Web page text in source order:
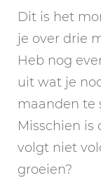
Dit is het
je over drie
Heb nog
uit wat je
maanden te
Misschien is
volgt niet
groeien?